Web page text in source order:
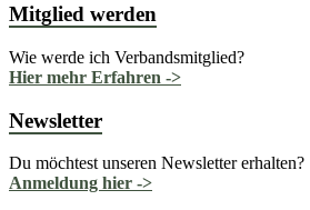
Mitglied werden
Wie werde ich Verbandsmitglied?
Hier mehr Erfahren ->
Newsletter
Du möchtest unseren Newsletter erhalten?
Anmeldung hier ->